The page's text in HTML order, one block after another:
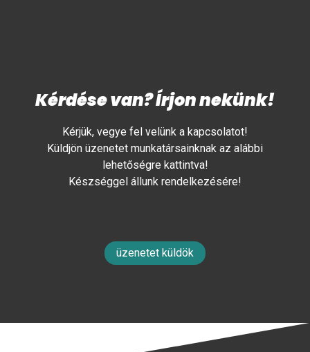
Kérdése van? Írjon nekünk!
Kérjük, vegye fel velünk a kapcsolatot!
Küldjön üzenetet munkatársainknak az alábbi
lehetőségre kattintva!
Készséggel állunk rendelkezésére!
üzenetet küldök